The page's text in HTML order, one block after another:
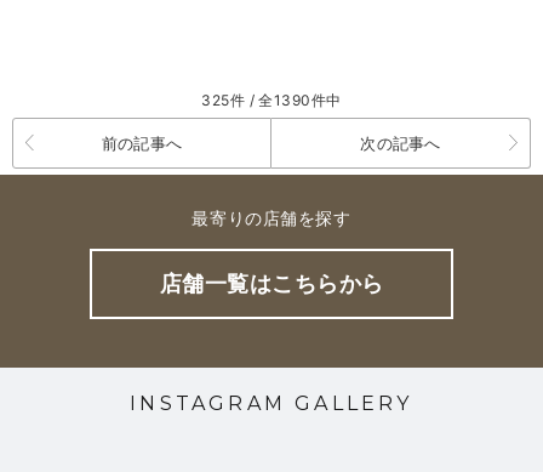
325件 / 全1390件中
前の記事へ 次の記事へ
最寄りの店舗を探す
店舗一覧はこちらから
INSTAGRAM GALLERY